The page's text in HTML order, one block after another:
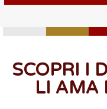
SCOPRI I
LI AMA